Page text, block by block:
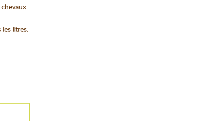
litres.